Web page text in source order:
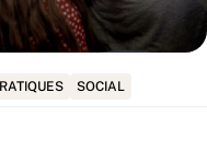
SOCIAL